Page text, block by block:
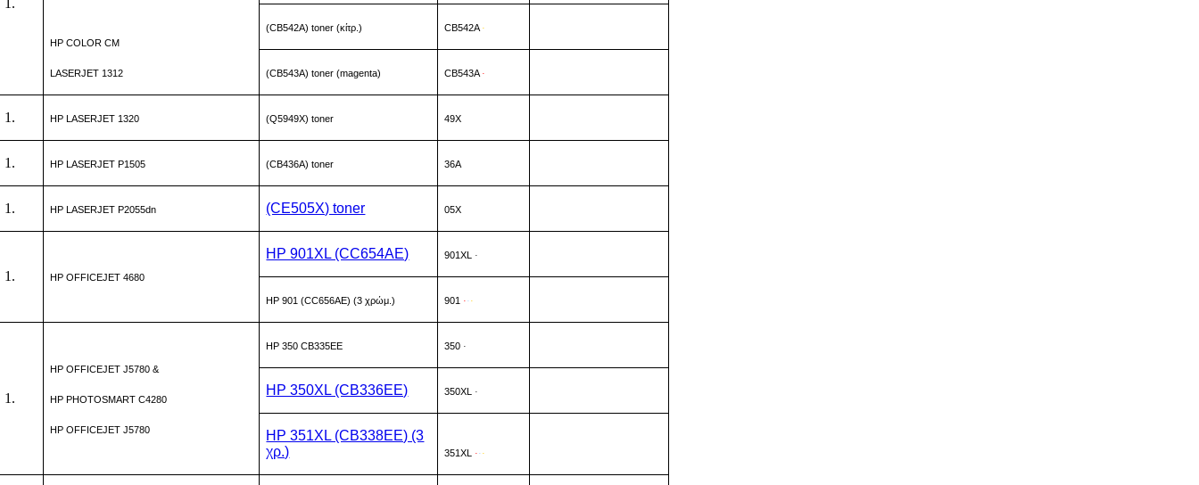
HP COLOR CM
LASERJET 1312
(CB542A) toner (κίτρ.) CB542A ·
(CB543A) toner (magenta) CB543A ·
HP LASERJET 1320 (Q5949X) toner 49X
HP LASERJET P1505 (CB436A) toner 36A
HP LASERJET P2055dn (CE505X) toner 05X
HP OFFICEJET 4680
HP 901XL (CC654AE) 901XL ·
HP 901 (CC656AE) (3 χρώμ.) 901 ···
HP OFFICEJET J5780 &
HP PHOTOSMART C4280
HP OFFICEJET J5780
HP 350 CB335EE 350 ·
HP 350XL (CB336EE) 350XL ·
HP 351XL (CB338EE) (3
χρ.)
351XL ···